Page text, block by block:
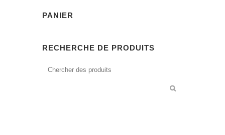
PANIER
RECHERCHE DE PRODUITS